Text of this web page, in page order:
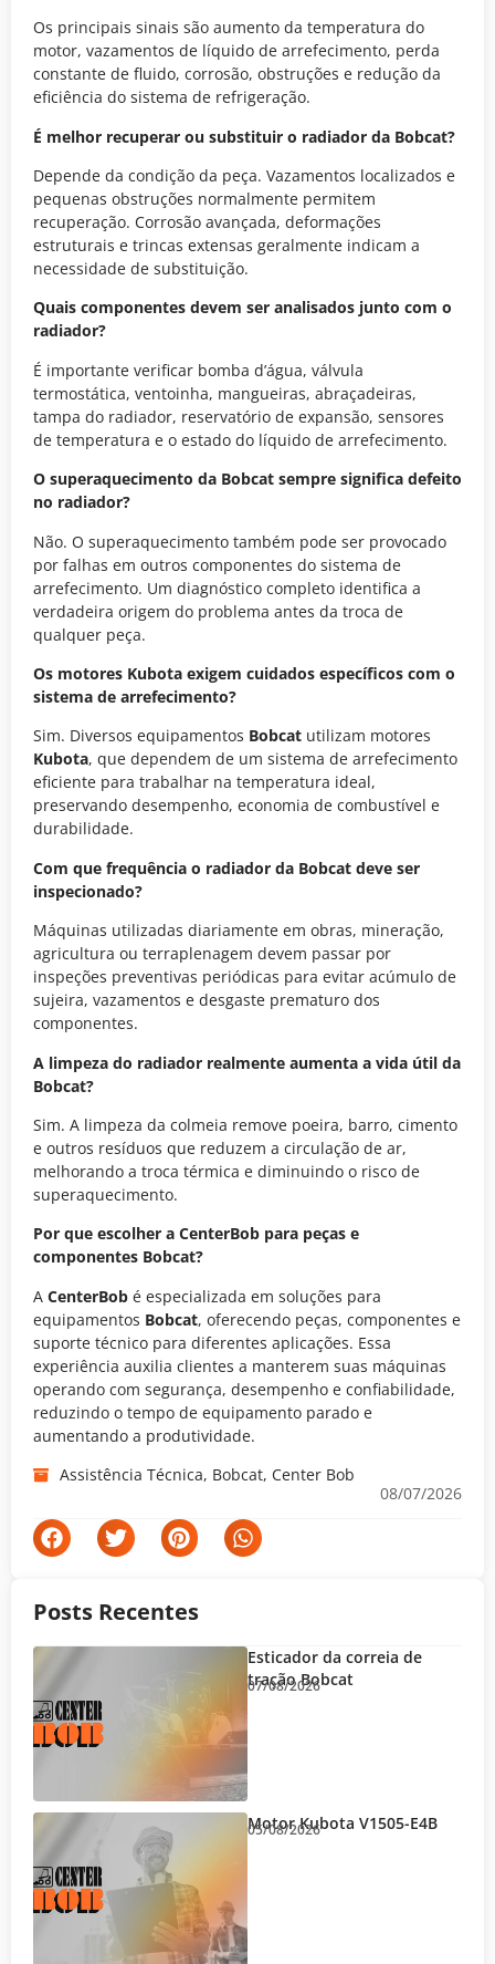
Os principais sinais são aumento da temperatura do
motor, vazamentos de líquido de arrefecimento, perda
constante de fluido, corrosão, obstruções e redução da
eficiência do sistema de refrigeração.
É melhor recuperar ou substituir o radiador da Bobcat?
Depende da condição da peça. Vazamentos localizados e
pequenas obstruções normalmente permitem
recuperação. Corrosão avançada, deformações
estruturais e trincas extensas geralmente indicam a
necessidade de substituição.
Quais componentes devem ser analisados junto com o
radiador?
É importante verificar bomba d’água, válvula
termostática, ventoinha, mangueiras, abraçadeiras,
tampa do radiador, reservatório de expansão, sensores
de temperatura e o estado do líquido de arrefecimento.
O superaquecimento da Bobcat sempre significa defeito
no radiador?
Não. O superaquecimento também pode ser provocado
por falhas em outros componentes do sistema de
arrefecimento. Um diagnóstico completo identifica a
verdadeira origem do problema antes da troca de
qualquer peça.
Os motores Kubota exigem cuidados específicos com o
sistema de arrefecimento?
Sim. Diversos equipamentos Bobcat utilizam motores
Kubota, que dependem de um sistema de arrefecimento
eficiente para trabalhar na temperatura ideal,
preservando desempenho, economia de combustível e
durabilidade.
Com que frequência o radiador da Bobcat deve ser
inspecionado?
Máquinas utilizadas diariamente em obras, mineração,
agricultura ou terraplenagem devem passar por
inspeções preventivas periódicas para evitar acúmulo de
sujeira, vazamentos e desgaste prematuro dos
componentes.
A limpeza do radiador realmente aumenta a vida útil da
Bobcat?
Sim. A limpeza da colmeia remove poeira, barro, cimento
e outros resíduos que reduzem a circulação de ar,
melhorando a troca térmica e diminuindo o risco de
superaquecimento.
Por que escolher a CenterBob para peças e
componentes Bobcat?
A CenterBob é especializada em soluções para
equipamentos Bobcat, oferecendo peças, componentes e
suporte técnico para diferentes aplicações. Essa
experiência auxilia clientes a manterem suas máquinas
operando com segurança, desempenho e confiabilidade,
reduzindo o tempo de equipamento parado e
aumentando a produtividade.
Assistência Técnica, Bobcat, Center Bob
08/07/2026
Posts Recentes
Esticador da correia de
tração Bobcat
07/08/2026
Motor Kubota V1505-E4B
05/08/2026